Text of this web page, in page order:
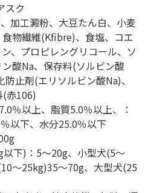
スク
加工澱粉、大豆たん白、小麦
物繊維(Kfibre)、食塩、コエ
、プロピレングリコール、ソ
酸Na、保存料(ソルビン酸
止剤(エリソルビン酸Na)、
(赤106)
％以上、脂質5.0％以上、：
以下、水分25.0％以下
以下)：5～20g、小型犬(5～
～25kg)35～70g、大型犬(25